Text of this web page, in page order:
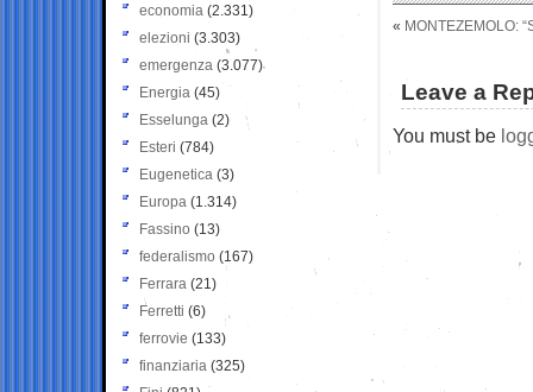
« MONTEZEMOLO:
Leave a
You must be
economia (2.331)
elezioni (3.303)
emergenza (3.077)
Energia (45)
Esselunga (2)
Esteri (784)
Eugenetica (3)
Europa (1.314)
Fassino (13)
federalismo (167)
Ferrara (21)
Ferretti (6)
ferrovie (133)
finanziaria (325)